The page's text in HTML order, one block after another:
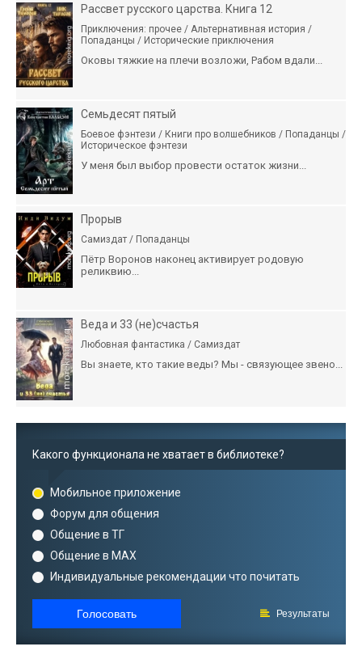
Рассвет русского царства. Книга 12
Приключения: прочее / Альтернативная история /
Попаданцы / Исторические приключения
Оковы тяжкие на плечи возложи, Рабом вдали...
Семьдесят пятый
Боевое фэнтези / Книги про волшебников / Попаданцы /
Историческое фэнтези
У меня был выбор провести остаток жизни...
Прорыв
Самиздат / Попаданцы
Пётр Воронов наконец активирует родовую
реликвию...
Веда и 33 (не)счастья
Любовная фантастика / Самиздат
Вы знаете, кто такие веды? Мы - связующее звено...
Какого функционала не хватает в библиотеке?
Мобильное приложение
Форум для общения
Общение в ТГ
Общение в MAX
Индивидуальные рекомендации что почитать
Голосовать Результаты